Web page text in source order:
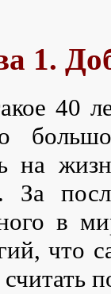
1.
40
на
За
в
что